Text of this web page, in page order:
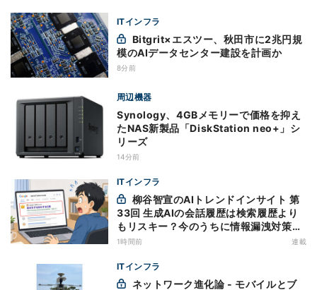
ITインフラ
模のAIデータセンター建設を計画か
8分前
周辺機器
Synology、4GBメモリーで価格を抑え
たNAS新製品「DiskStation neo+」シ
リーズ
14分前
ITインフラ
33回 生成AIの会話履歴は検索履歴より
もリスキー？今のうちに情報漏洩対策を
万全にしておこう
1時間前 連載
ITインフラ